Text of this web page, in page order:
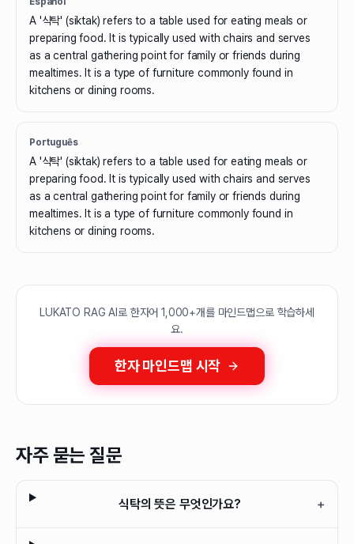
A '식탁' (siktak) refers to a table used for eating meals or
preparing food. It is typically used with chairs and serves
as a central gathering point for family or friends during
mealtimes. It is a type of furniture commonly found in
kitchens or dining rooms.
Português
A '식탁' (siktak) refers to a table used for eating meals or
preparing food. It is typically used with chairs and serves
as a central gathering point for family or friends during
mealtimes. It is a type of furniture commonly found in
kitchens or dining rooms.
LUKATO RAG AI로 한자어 1,000+개를 마인드맵으로 학습하세
요.
한자 마인드맵 시작
자주 묻는 질문
식탁의 뜻은 무엇인가요? +